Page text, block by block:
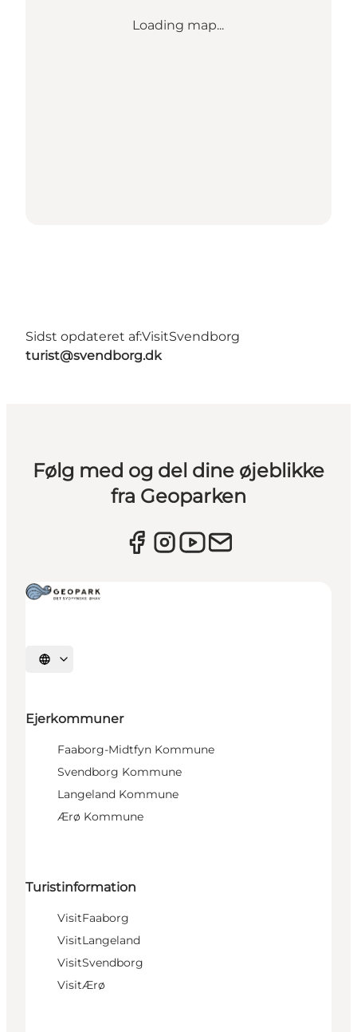
Loading map...
Sidst opdateret af:VisitSvendborg
turist@svendborg.dk
Følg med og del dine øjeblikke
fra Geoparken
Vælg sprog
Ejerkommuner
Faaborg-Midtfyn Kommune
Svendborg Kommune
Langeland Kommune
Ærø Kommune
Turistinformation
VisitFaaborg
VisitLangeland
VisitSvendborg
VisitÆrø